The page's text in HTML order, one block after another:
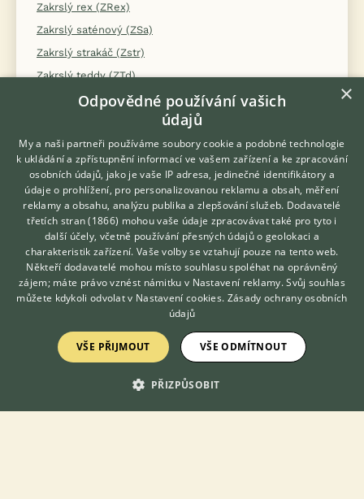
Zakrslý rex (ZRex)
Zakrslý saténový (ZSa)
Zakrslý strakáč (Zstr)
Zakrslý teddy (ZTd)
Zakrslý zaječí (ZZa)
Zoborský (Zo)
KONTAKT DO REDAKCE WEBU
redakce@ifauna.cz
nonstop
DISKUSE
Hledáte zvířecího kamaráda?
Zdarma vám poradí
VETERINÁŘ ONLINE
KONZULTOVAT S
VETERINÁŘEM
×
Odpovědné používání vašich
údajů
My a naši partneři používáme soubory cookie a podobné technologie
k ukládání a zpřístupnění informací ve vašem zařízení a ke zpracování
osobních údajů, jako je vaše IP adresa, jedinečné identifikátory a
údaje o prohlížení, pro personalizovanou reklamu a obsah, měření
reklamy a obsahu, analýzu publika a zlepšování služeb. Dodavatelé
třetích stran (1866) mohou vaše údaje zpracovávat také pro tyto i
další účely, včetně používání přesných údajů o geolokaci a
charakteristik zařízení. Vaše volby se vztahují pouze na tento web.
Někteří dodavatelé mohou místo souhlasu spoléhat na oprávněný
zájem; máte právo vznést námitku v Nastavení reklamy. Svůj souhlas
můžete kdykoli odvolat v Nastavení cookies. Zásady ochrany osobních
údajů
VŠE PŘIJMOUT VŠE ODMÍTNOUT
PŘIZPŮSOBIT